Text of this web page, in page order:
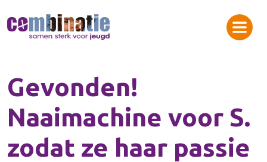
Gevonden!
Naaimachine voor S.
zodat ze haar passie